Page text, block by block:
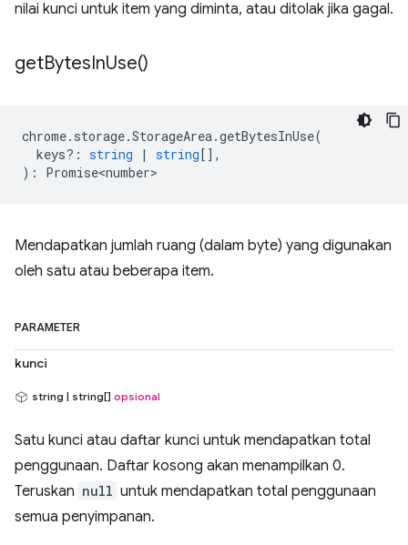
nilai kunci untuk item yang diminta, atau ditolak jika gagal.
getBytesInUse()
chrome. storage.StorageArea.getBytesInUse(
keys? : string | string[],
) : Promise<number>
Mendapatkan jumlah ruang (dalam byte) yang digunakan
oleh satu atau beberapa item.
PARAMETER
kunci
string | string[] opsional
Satu kunci atau daftar kunci untuk mendapatkan total
penggunaan. Daftar kosong akan menampilkan 0.
Teruskan null untuk mendapatkan total penggunaan
semua penyimpanan.